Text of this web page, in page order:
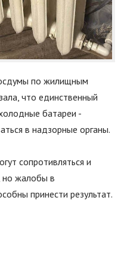
по жилищным
что единственный
батареи -
в надзорные органы.
сопротивляться и
но жалобы в
принести результат.